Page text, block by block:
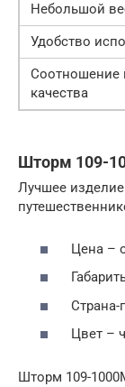
Небольшой
Удобство
Соотношение
качества
Шторм 109-
Лучшее
Цена –
Страна-
Цвет –
Шторм 109-